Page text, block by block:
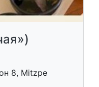
8, Mitzpe